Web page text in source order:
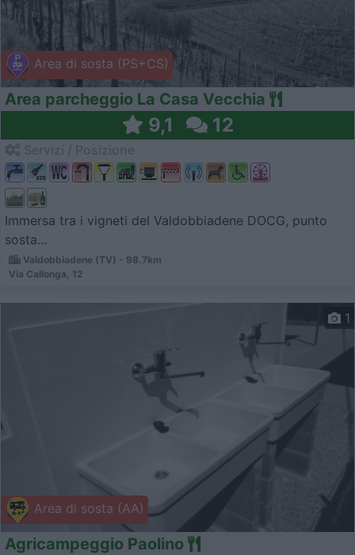
Area di sosta (PS+CS)
Area parcheggio La Casa Vecchia
9,1 12
Immersa tra i vigneti del Valdobbiadene DOCG, punto
sosta...
Valdobbiadene (TV) - 98.7km
Via Callonga, 12
Area di sosta (AA)
1
Agricampeggio Paolino